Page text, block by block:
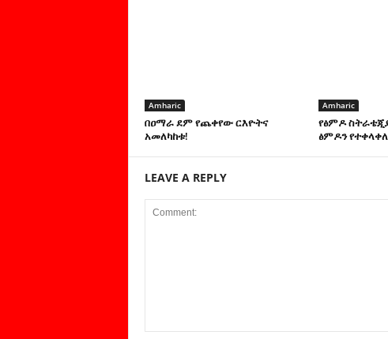
Amharic
በዐማራ ደም የጨቀየው ርእዮትና
አመለካከቱ!
Amharic
የፅምዶ
ፅምዶን
LEAVE A REPLY